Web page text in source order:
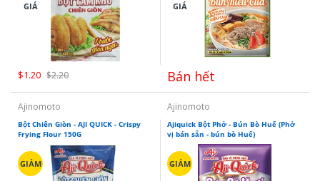
GIÁ
$1.20 $2.20
GIÁ
Bán hết
Ajinomoto
Bột Chiên Giòn - AJI QUICK - Crispy
Frying Flour 150G
GIẢM
Ajinomoto
Ajiquick Bột Phở - Bún Bò Huế (Phở
vị bán sẵn - bún bò Huế)
GIẢM